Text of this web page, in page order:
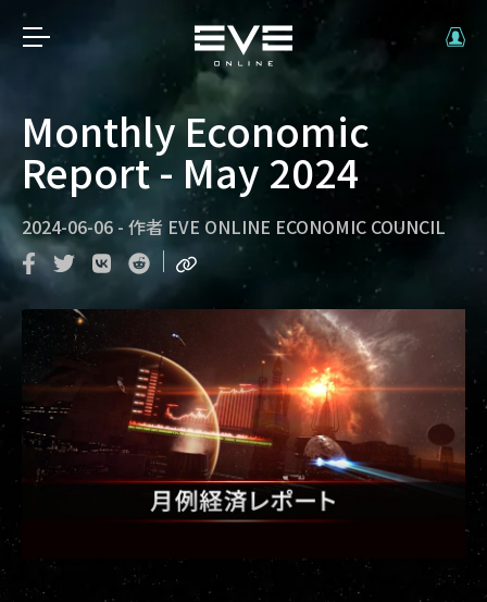
Monthly Economic
Report - May 2024
2024-06-06 - 作者 EVE ONLINE ECONOMIC COUNCIL